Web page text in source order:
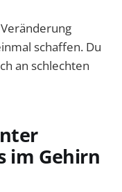
schaffen. Du
an schlechten
im Gehirn